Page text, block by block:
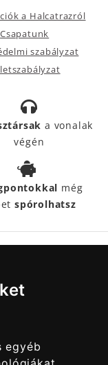
egyéb
a Halcatrazról
Csapatunk
szabályzat
a vonalak
végén
még
spórolhatsz
SEGÍTIK